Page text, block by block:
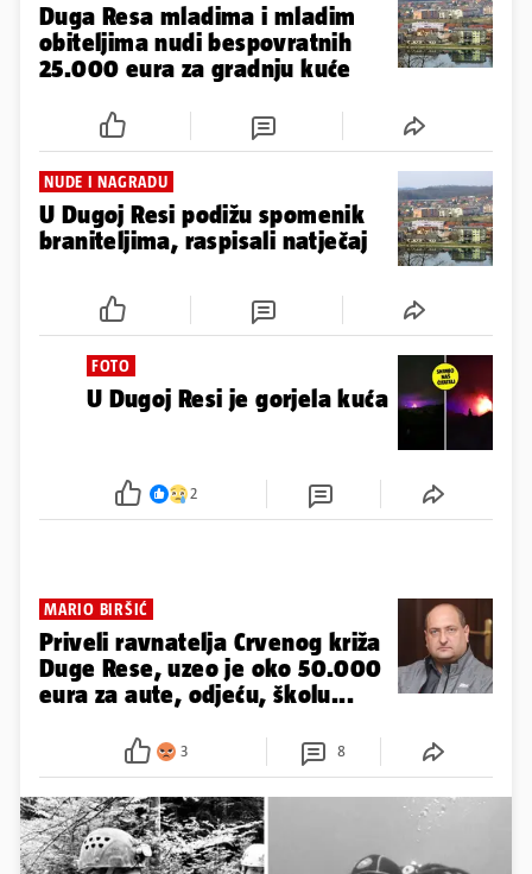
Duga Resa mladima i mladim
obiteljima nudi bespovratnih
25.000 eura za gradnju kuće
NUDE I NAGRADU
U Dugoj Resi podižu spomenik
braniteljima, raspisali natječaj
FOTO
U Dugoj Resi je gorjela kuća
2
MARIO BIRŠIĆ
Priveli ravnatelja Crvenog križa
Duge Rese, uzeo je oko 50.000
eura za aute, odjeću, školu...
3 8